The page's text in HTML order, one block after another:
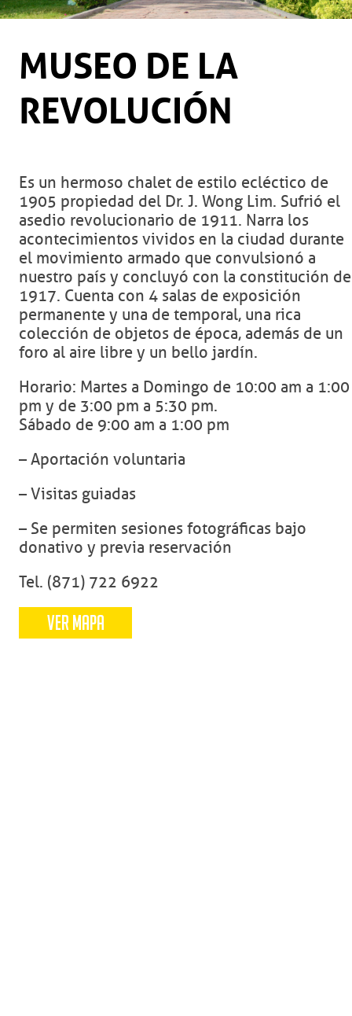
MUSEO DE LA
REVOLUCIÓN
Es un hermoso chalet de estilo ecléctico de
1905 propiedad del Dr. J. Wong Lim. Sufrió el
asedio revolucionario de 1911. Narra los
acontecimientos vividos en la ciudad durante
el movimiento armado que convulsionó a
nuestro país y concluyó con la constitución de
1917. Cuenta con 4 salas de exposición
permanente y una de temporal, una rica
colección de objetos de época, además de un
foro al aire libre y un bello jardín.
Horario: Martes a Domingo de 10:00 am a 1:00
pm y de 3:00 pm a 5:30 pm.
Sábado de 9:00 am a 1:00 pm
– Aportación voluntaria
– Visitas guiadas
– Se permiten sesiones fotográficas bajo
donativo y previa reservación
Tel. (871) 722 6922
VER MAPA